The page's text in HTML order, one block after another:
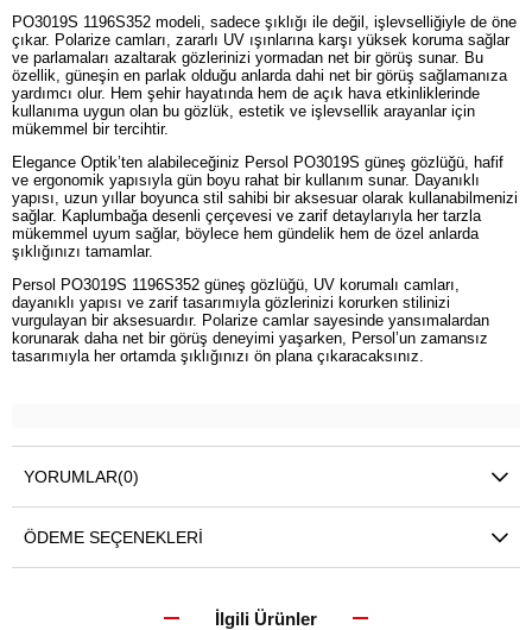
PO3019S 1196S352 modeli, sadece şıklığı ile değil, işlevselliğiyle de öne
çıkar. Polarize camları, zararlı UV ışınlarına karşı yüksek koruma sağlar
ve parlamaları azaltarak gözlerinizi yormadan net bir görüş sunar. Bu
özellik, güneşin en parlak olduğu anlarda dahi net bir görüş sağlamanıza
yardımcı olur. Hem şehir hayatında hem de açık hava etkinliklerinde
kullanıma uygun olan bu gözlük, estetik ve işlevsellik arayanlar için
mükemmel bir tercihtir.
Elegance Optik’ten alabileceğiniz Persol PO3019S güneş gözlüğü, hafif
ve ergonomik yapısıyla gün boyu rahat bir kullanım sunar. Dayanıklı
yapısı, uzun yıllar boyunca stil sahibi bir aksesuar olarak kullanabilmenizi
sağlar. Kaplumbağa desenli çerçevesi ve zarif detaylarıyla her tarzla
mükemmel uyum sağlar, böylece hem gündelik hem de özel anlarda
şıklığınızı tamamlar.
Persol PO3019S 1196S352 güneş gözlüğü, UV korumalı camları,
dayanıklı yapısı ve zarif tasarımıyla gözlerinizi korurken stilinizi
vurgulayan bir aksesuardır. Polarize camlar sayesinde yansımalardan
korunarak daha net bir görüş deneyimi yaşarken, Persol’un zamansız
tasarımıyla her ortamda şıklığınızı ön plana çıkaracaksınız.
YORUMLAR(0)
ÖDEME SEÇENEKLERI
İlgili Ürünler